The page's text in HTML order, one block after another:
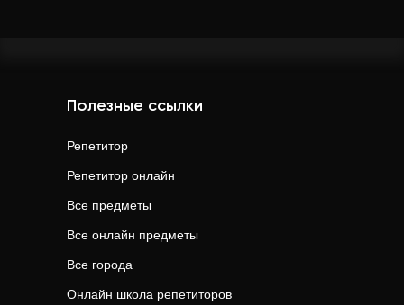
Полезные ссылки
Репетитор
Репетитор онлайн
Все предметы
Все онлайн предметы
Все города
Онлайн школа репетиторов